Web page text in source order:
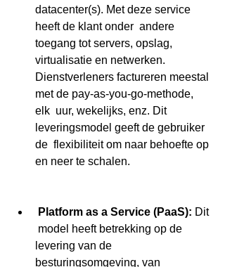
datacenter(s). Met deze service
heeft de klant onder  andere
toegang tot servers, opslag,
virtualisatie en netwerken.
Dienstverleners factureren meestal
met de pay-as-you-go-methode,
elk  uur, wekelijks, enz. Dit
leveringsmodel geeft de gebruiker
de  flexibiliteit om naar behoefte op
en neer te schalen.
Platform as a Service (PaaS): Dit
model heeft betrekking op de
levering van de
besturingsomgeving, van